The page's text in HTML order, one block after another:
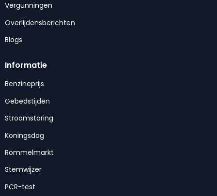
Vergunningen
Overlijdensberichten
Blogs
Informatie
Benzineprijs
Gebedstijden
Stroomstoring
Koningsdag
Rommelmarkt
Stemwijzer
PCR-test